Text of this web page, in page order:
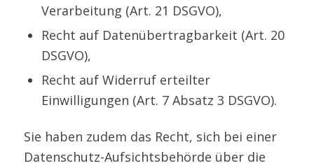
Verarbeitung (Art. 21 DSGVO),
Recht auf Datenübertragbarkeit (Art. 20
DSGVO),
Recht auf Widerruf erteilter
Einwilligungen (Art. 7 Absatz 3 DSGVO).
Sie haben zudem das Recht, sich bei einer
Datenschutz-Aufsichtsbehörde über die